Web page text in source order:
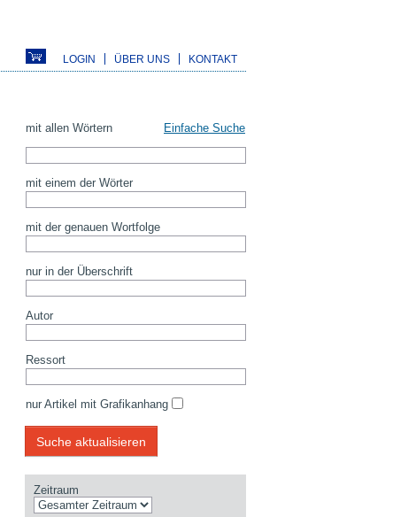
LOGIN ÜBER UNS KONTAKT
mit allen Wörtern Einfache Suche
mit einem der Wörter
mit der genauen Wortfolge
nur in der Überschrift
Autor
Ressort
nur Artikel mit Grafikanhang
Zeitraum